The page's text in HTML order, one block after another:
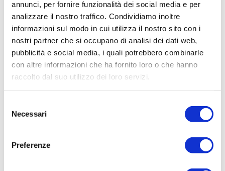
annunci, per fornire funzionalità dei social media e per
analizzare il nostro traffico. Condividiamo inoltre
informazioni sul modo in cui utilizza il nostro sito con i
nostri partner che si occupano di analisi dei dati web,
pubblicità e social media, i quali potrebbero combinarle
con altre informazioni che ha fornito loro o che hanno
raccolto dal suo utilizzo dei loro servizi.
delNecessari
Preferenze
orgogliosamente in Italia, simbolo di
eleganza e di design italiano, a garanzia di
qualità e stile.